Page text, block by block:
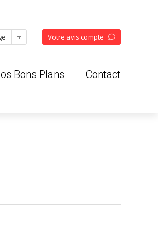
Votre avis compte
Bons Plans Contact